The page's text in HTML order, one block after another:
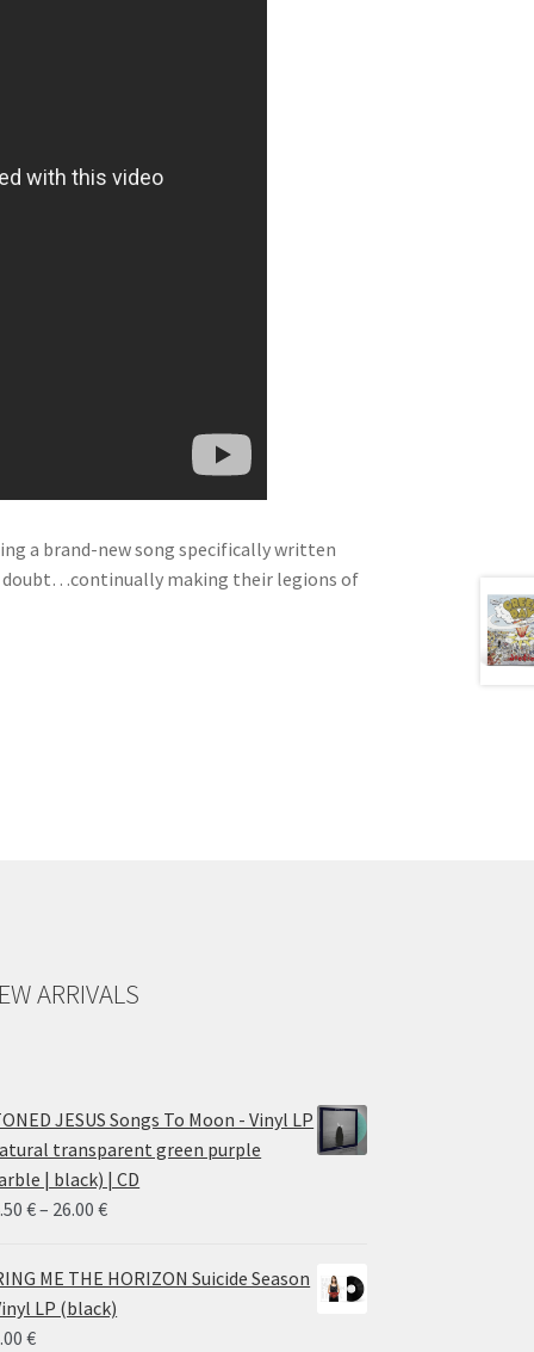
a brand-new song specifically written
doubt…continually making their legions of
ARRIVALS
JESUS Songs To Moon - Vinyl LP
transparent green purple
| black) | CD
€– 26.00€Price
14.50 €
through
ME THE HORIZON Suicide Season
LP (black)
€